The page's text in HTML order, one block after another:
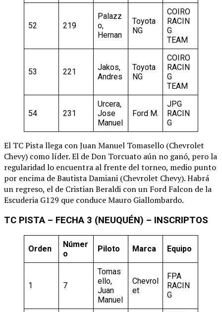
52 219
Palazz
o,
Hernan
Toyota
NG
COIRO
RACIN
G
TEAM
53 221
Jakos,
Andres
Toyota
NG
COIRO
RACIN
G
TEAM
54 231
Urcera,
Jose
Manuel
Ford M.
JPG
RACIN
G
El TC Pista llega con Juan Manuel Tomasello (Chevrolet
Chevy) como líder. El de Don Torcuato aún no ganó, pero la
regularidad lo encuentra al frente del torneo, medio punto
por encima de Bautista Damiani (Chevrolet Chevy). Habrá
un regreso, el de Cristian Beraldi con un Ford Falcon de la
Escuderia G129 que conduce Mauro Giallombardo.
TC PISTA – FECHA 3 (NEUQUÉN) – INSCRIPTOS
Orden
Númer
o
Piloto Marca Equipo
1 7
Tomas
ello,
Juan
Manuel
Chevrol
et
FPA
RACIN
G